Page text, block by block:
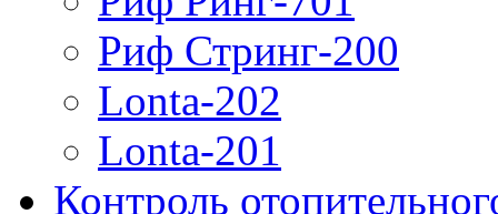
Риф Стринг-200
Lonta-202
Lonta-201
Контроль